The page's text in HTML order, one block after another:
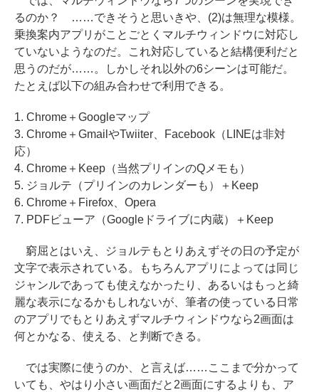
るのか？ ……できそうと思いきや、(2)は無理な模様。
乗換案内アプリがことごとくマルチウィンドウに対応し
ていないようなのだ。これ対応していると結構便利だと
思うのだが……。しかしそれ以外の6シーンは可能だ。
たとえば以下の組み合わせで利用できる。
1. Chrome＋Googleマップ
3. Chrome＋GmailやTwiiter、Facebook（LINEは非対
応）
4. Chrome＋Keep（当然プリインのQメモも）
5. ジョルテ（プリインのカレンダーも）＋Keep
6. Chrome＋Firefox、Opera
7. PDFビューア（Googleドライブに内蔵）＋Keep
窮屈とはいえ、ジョルテもとりあえずその日の予定が
文字で表示されている。もちろんアプリによっては同じ
ジャンルであっても使えなかったり、あるいはもっと綺
麗な表示になるかもしれないが、筆者の使っている日常
のアプリでもとりあえずマルチウィンドウなら2画面は
何とかなる、使える、と判断できる。
では実際に使うのか、と言えば……ここまで分かって
いても、やはり小さい画面だと2画面にするよりも、ア